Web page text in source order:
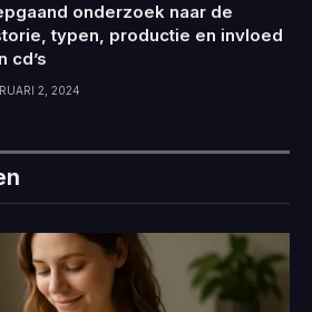
onderzoek naar de
typen, productie en invloed
cd’s
2, 2024